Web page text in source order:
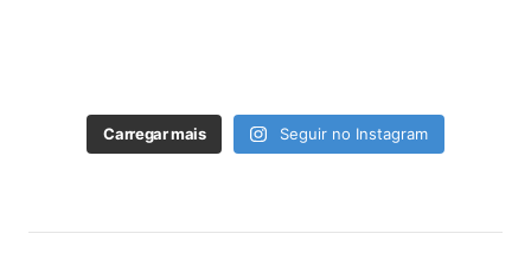
Carregar mais Seguir no Instagram